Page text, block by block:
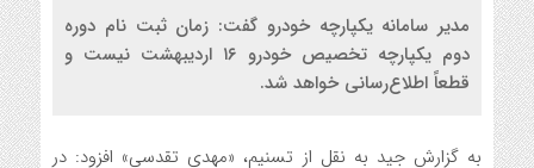
مدیر سامانه یکپارچه خودرو گفت: زمان ثبت نام دوره
دوم یکپارچه تخصیص خودرو ۱۶ اردیبهشت نیست و
قطعاً اطلاع‌رسانی خواهد شد.
به گزارش جید به نقل از تسنیم، «مهدی تقدسی» افزود: در